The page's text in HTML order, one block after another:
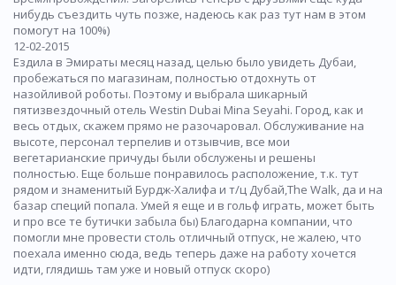
нибудь съездить чуть позже, надеюсь как раз тут нам в этом
помогут на 100%)
12-02-2015
Ездила в Эмираты месяц назад, целью было увидеть Дубаи,
пробежаться по магазинам, полностью отдохнуть от
назойливой роботы. Поэтому и выбрала шикарный
пятизвездочный отель Westin Dubai Mina Seyahi. Город, как и
весь отдых, скажем прямо не разочаровал. Обслуживание на
высоте, персонал терпелив и отзывчив, все мои
вегетарианские причуды были обслужены и решены
полностью. Еще больше понравилось расположение, т.к. тут
рядом и знаменитый Бурдж-Халифа и т/ц Дубай,The Walk, да и на
базар специй попала. Умей я еще и в гольф играть, может быть
и про все те бутички забыла бы) Благодарна компании, что
помогли мне провести столь отличный отпуск, не жалею, что
поехала именно сюда, ведь теперь даже на работу хочется
идти, глядишь там уже и новый отпуск скоро)